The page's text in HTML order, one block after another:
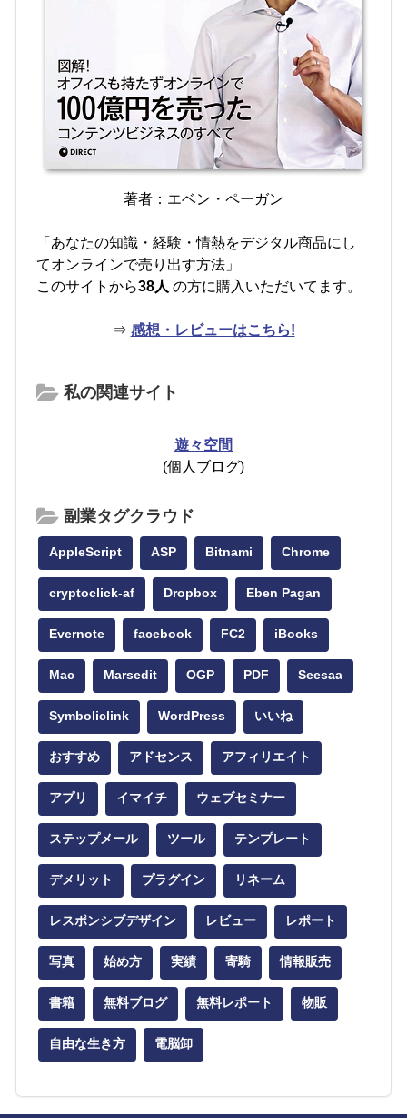
著者：エベン・ペーガン
「あなたの知識・経験・情熱をデジタル商品にし
てオンラインで売り出す方法」
このサイトから38人の方に購入いただいてます。
⇒ 感想・レビューはこちら!
私の関連サイト
遊々空間
(個人ブログ)
副業タグクラウド
AppleScript ASP Bitnami Chrome
cryptoclick-af Dropbox Eben Pagan
Evernote facebook FC2 iBooks
Mac Marsedit OGP PDF Seesaa
Symboliclink WordPress いいね
おすすめ アドセンス アフィリエイト
アプリ イマイチ ウェブセミナー
ステップメール ツール テンプレート
デメリット プラグイン リネーム
レスポンシブデザイン レビュー レポート
写真 始め方 実績 寄騎 情報販売
書籍 無料ブログ 無料レポート 物販
自由な生き方 電脳卸